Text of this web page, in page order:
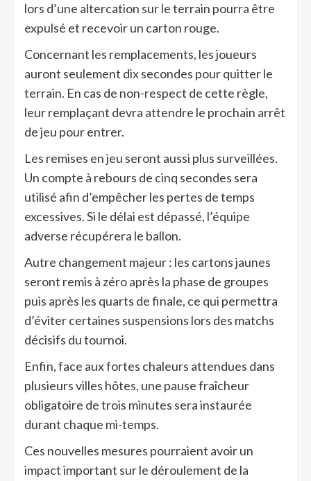
lors d’une altercation sur le terrain pourra être
expulsé et recevoir un carton rouge.
Concernant les remplacements, les joueurs
auront seulement dix secondes pour quitter le
terrain. En cas de non-respect de cette règle,
leur remplaçant devra attendre le prochain arrêt
de jeu pour entrer.
Les remises en jeu seront aussi plus surveillées.
Un compte à rebours de cinq secondes sera
utilisé afin d’empêcher les pertes de temps
excessives. Si le délai est dépassé, l’équipe
adverse récupérera le ballon.
Autre changement majeur : les cartons jaunes
seront remis à zéro après la phase de groupes
puis après les quarts de finale, ce qui permettra
d’éviter certaines suspensions lors des matchs
décisifs du tournoi.
Enfin, face aux fortes chaleurs attendues dans
plusieurs villes hôtes, une pause fraîcheur
obligatoire de trois minutes sera instaurée
durant chaque mi-temps.
Ces nouvelles mesures pourraient avoir un
impact important sur le déroulement de la